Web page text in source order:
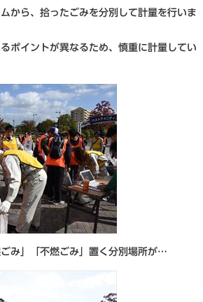
から、拾ったごみを分別して計量を行いま
ポイントが異なるため、慎重に計量してい
み」「不燃ごみ」置く分別場所が…